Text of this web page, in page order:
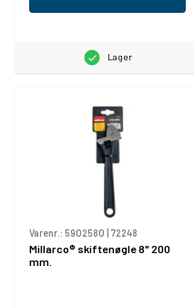
Lager
Varenr.: 5902580 72248
Millarco® skiftenøgle 8" 200
mm.